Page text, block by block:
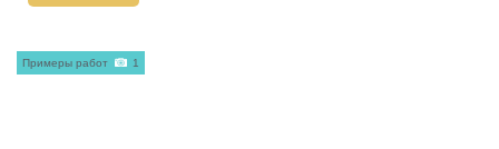
Примеры работ 1